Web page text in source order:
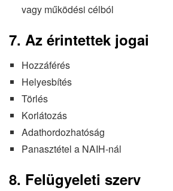
vagy működési célból
7. Az érintettek jogai
Hozzáférés
Helyesbítés
Törlés
Korlátozás
Adathordozhatóság
Panasztétel a NAIH-nál
8. Felügyeleti szerv